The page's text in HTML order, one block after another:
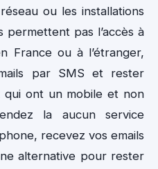
ou les installations
permettent pas l’accès à
France ou à l’étranger,
par SMS et rester
qui ont un mobile et non
la aucun service
recevez vos emails
alternative pour rester